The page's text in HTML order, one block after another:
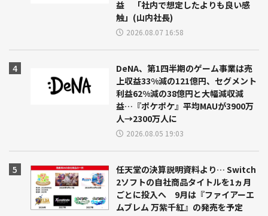
益 「社内で想定したよりも良い感
触」(山内社長)
2026.08.07 16:58
DeNA、第1四半期のゲーム事業は売
上収益33%減の121億円、セグメント
利益62%減の38億円と大幅減収減
益…『ポケポケ』平均MAUが3900万
人→2300万人に
2026.08.05 19:03
任天堂の決算説明資料より… Switch
2ソフトの自社商品タイトルを1ヵ月
ごとに投入へ 9月は『ファイアーエ
ムブレム 万紫千紅』の発売を予定